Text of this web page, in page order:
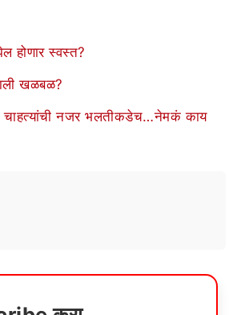
होणार स्वस्त?
खळबळ?
चाहत्यांची नजर भलतीकडेच…नेमकं काय